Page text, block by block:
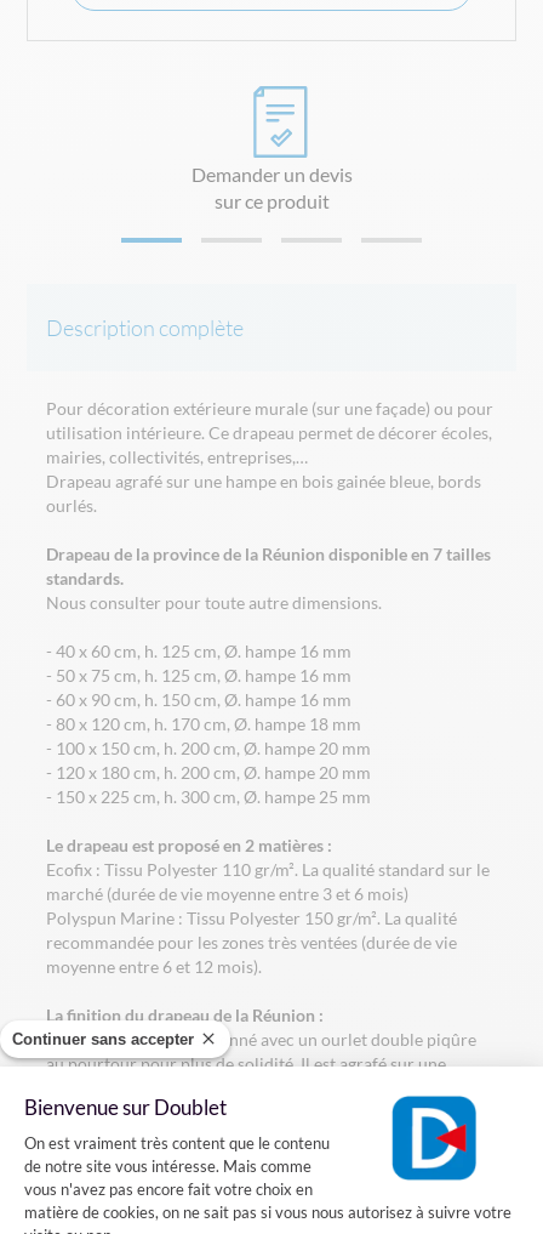
Continuer sans accepter
Bienvenue sur Doublet
Plateforme de Gestion du
On est vraiment très content que le contenu
de notre site vous intéresse. Mais comme
vous n'avez pas encore fait votre choix en
matière de cookies, on ne sait pas si vous nous autorisez à suivre votre
Demander un devis
sur ce produit
Description complète
Pour décoration extérieure murale (sur une façade) ou pour
utilisation intérieure. Ce drapeau permet de décorer écoles,
mairies, collectivités, entreprises,…
Drapeau agrafé sur une hampe en bois gainée bleue, bords
ourlés.
Drapeau de la province de la Réunion disponible en 7 tailles
standards.
Nous consulter pour toute autre dimensions.
- 40 x 60 cm, h. 125 cm, Ø. hampe 16 mm
- 50 x 75 cm, h. 125 cm, Ø. hampe 16 mm
- 60 x 90 cm, h. 150 cm, Ø. hampe 16 mm
- 80 x 120 cm, h. 170 cm, Ø. hampe 18 mm
- 100 x 150 cm, h. 200 cm, Ø. hampe 20 mm
- 120 x 180 cm, h. 200 cm, Ø. hampe 20 mm
- 150 x 225 cm, h. 300 cm, Ø. hampe 25 mm
Le drapeau est proposé en 2 matières :
Ecofix : Tissu Polyester 110 gr/m². La qualité standard sur le
marché (durée de vie moyenne entre 3 et 6 mois)
Polyspun Marine : Tissu Polyester 150 gr/m². La qualité
recommandée pour les zones très ventées (durée de vie
moyenne entre 6 et 12 mois).
La finition du drapeau de la Réunion :
Le drapeau est confectionné avec un ourlet double piqûre
au pourtour pour plus de solidité. Il est agrafé sur une
Comment installer le drapeau de la Réunion sur une façade?
Vous voulez installer un drapeau de la Réunion sur votre
façade? Rien de plus simple, il suffit fixer sur votre mur un